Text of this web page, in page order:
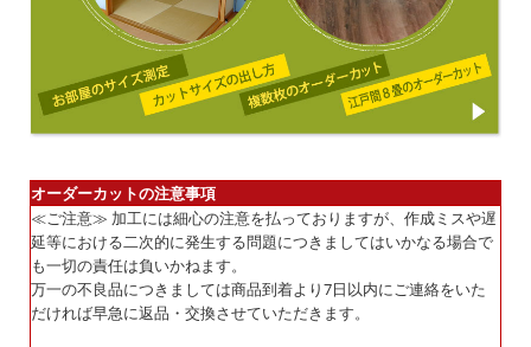
オーダーカットの注意事項
≪ご注意≫ 加工には細心の注意を払っておりますが、作成ミスや遅
延等における二次的に発生する問題につきましてはいかなる場合で
も一切の責任は負いかねます。
万一の不良品につきましては商品到着より7日以内にご連絡をいた
だければ早急に返品・交換させていただきます。